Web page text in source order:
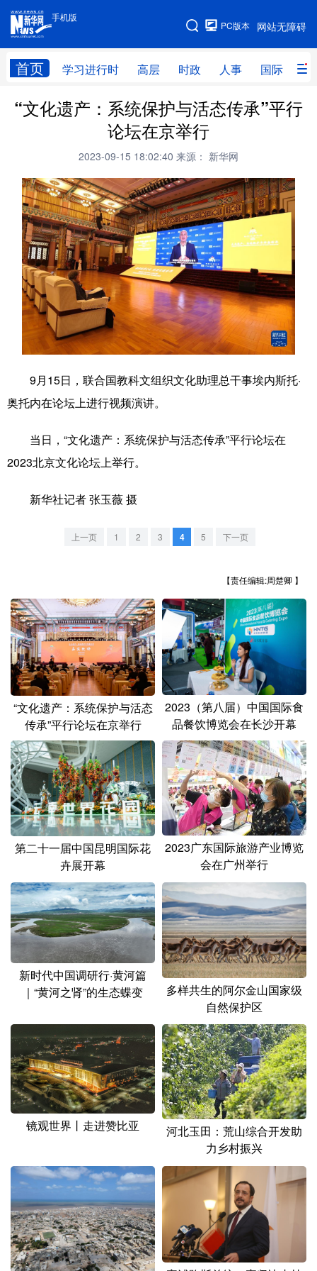
手机版
网站无障碍
PC版本
首页 学习进行时 高层 时政 人事 国际 财
手机版
网站地图
学习进行时 高层 时政 人事
财经 网评
全球连线
科技 科创 量子 体育
文化 书画 健康
访谈 视频 图片
法律 中央文件 金融 汽车
食品 人居 信息化 数字经济
学术中国 乡村振兴 银龄 溯源中国
城市 旅游 能源 会展
彩票 娱乐
公益 一带一路 亚太网 上市公司
文化产业
河北
江苏
浙江 安徽 福建 江西
山东 河南 湖北 湖南
广东 广西 海南 重庆
四川 贵州 云南 西藏
陕西 甘肃 青海 宁夏
新疆 内蒙古 黑龙江
多语种频道
English Español Français عربى
Русский язык 日本語 한국어
Deutsch Português
“文化遗产：系统保护与活态传承”平行
论坛在京举行
2023-09-15 18:02:40 来源： 新华网
9月15日，联合国教科文组织文化助理总干事埃内斯托·
奥托内在论坛上进行视频演讲。
当日，“文化遗产：系统保护与活态传承”平行论坛在
2023北京文化论坛上举行。
新华社记者 张玉薇 摄
上一页 1 2 3 4 5 下一页
【责任编辑:周楚卿 】
“文化遗产：系统保护与活态
传承”平行论坛在京举行
2023（第八届）中国国际食
品餐饮博览会在长沙开幕
第二十一届中国昆明国际花
卉展开幕
2023广东国际旅游产业博览
会在广州举行
新时代中国调研行·黄河篇
｜“黄河之肾”的生态蝶变
多样共生的阿尔金山国家级
自然保护区
镜观世界丨走进赞比亚
河北玉田：荒山综合开发助
力乡村振兴